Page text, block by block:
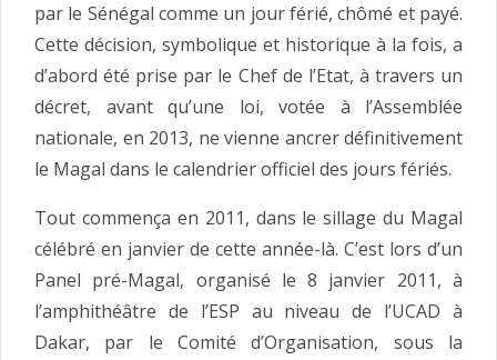
par le Sénégal comme un jour férié, chômé et payé.
Cette décision, symbolique et historique à la fois, a
d’abord été prise par le Chef de l’Etat, à travers un
décret, avant qu’une loi, votée à l’Assemblée
nationale, en 2013, ne vienne ancrer définitivement
le Magal dans le calendrier officiel des jours fériés.
Tout commença en 2011, dans le sillage du Magal
célébré en janvier de cette année-là. C’est lors d’un
Panel pré-Magal, organisé le 8 janvier 2011, à
l’amphithéâtre de l’ESP au niveau de l’UCAD à
Dakar, par le Comité d’Organisation, sous la